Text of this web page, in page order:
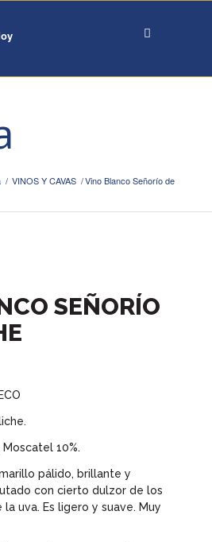
/ VINOS Y CAVAS /Vino Blanco Señorío de
SEÑORÍO
10%.
pálido, brillante y
con cierto dulzor de los
uva. Es ligero y suave. Muy